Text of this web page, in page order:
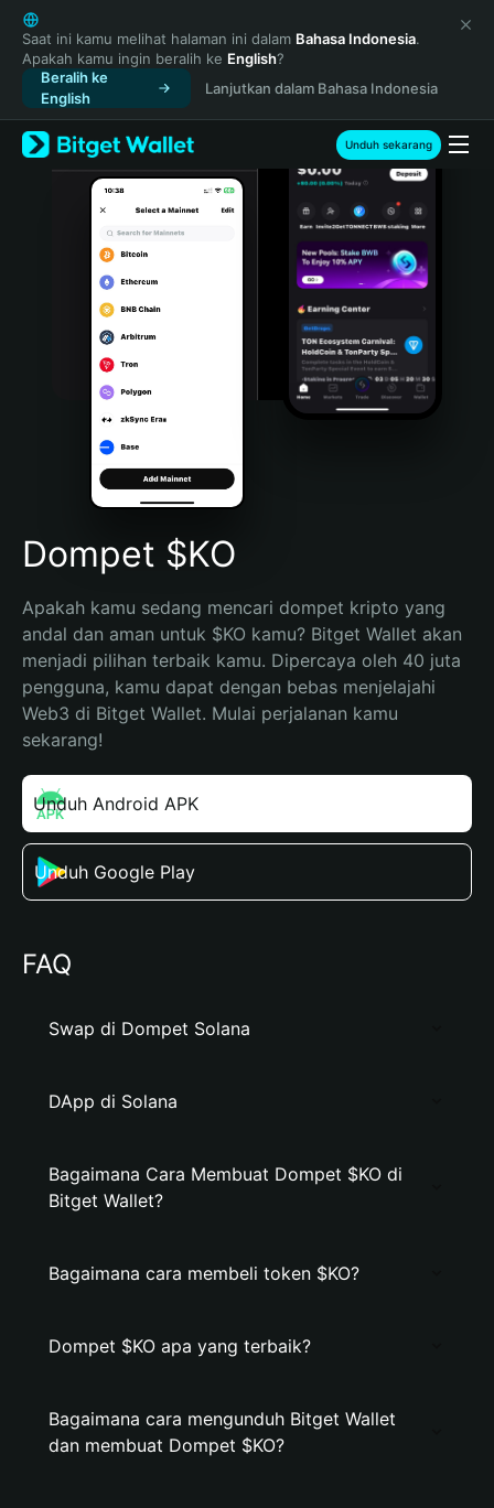
English
日本語
Tiếng Việt
Русский
Español (Latinoamérica)
Türkçe
Italiano
Português (Portugal)
Bahasa Indonesia
Português (Brasil)
Español (Argentina)
Saat ini kamu melihat halaman ini dalam Bahasa Indonesia.
Apakah kamu ingin beralih ke English?
Beralih ke
English
Lanjutkan dalam Bahasa Indonesia
Unduh sekarang
Dompet $KO
Apakah kamu sedang mencari dompet kripto yang
andal dan aman untuk $KO kamu? Bitget Wallet akan
menjadi pilihan terbaik kamu. Dipercaya oleh 40 juta
pengguna, kamu dapat dengan bebas menjelajahi
Web3 di Bitget Wallet. Mulai perjalanan kamu
sekarang!
Unduh Android APK
Unduh Google Play
FAQ
Swap di Dompet Solana
DApp di Solana
Bagaimana Cara Membuat Dompet $KO di
Bitget Wallet?
Bagaimana cara membeli token $KO?
Dompet $KO apa yang terbaik?
Bagaimana cara mengunduh Bitget Wallet
dan membuat Dompet $KO?